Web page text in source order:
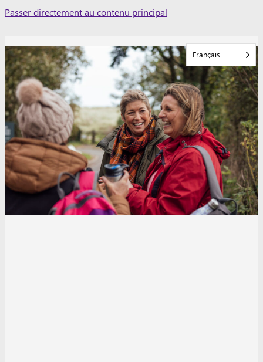
Skip
Passer directement au contenu principal
Français